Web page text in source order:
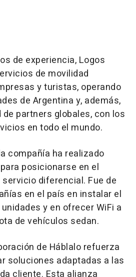
de experiencia, Logos
de movilidad
y turistas, operando
de Argentina y, además,
partners globales, con los
en todo el mundo.
compañía ha realizado
posicionarse en el
diferencial. Fue de
en el país en instalar el
y en ofrecer WiFi a
de vehículos sedan.
de Háblalo refuerza
soluciones adaptadas a las